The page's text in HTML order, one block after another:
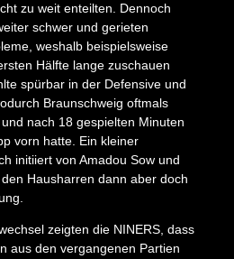
zu weit enteilten. Dennoch
schwer und gerieten
weshalb beispielsweise
Hälfte lange zuschauen
spürbar in der Defensive und
Braunschweig oftmals
nach 18 gespielten Minuten
vorn hatte. Ein kleiner
initiiert von Amadou Sow und
Hausharren dann aber doch
zeigten die NINERS, dass
aus den vergangenen Partien